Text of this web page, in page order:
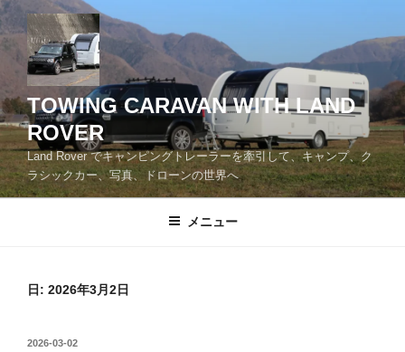
コ
ン
テ
ツ
へ
ス
キ
ッ
TOWING CARAVAN WITH LAND
ROVER
Land Rover でキャンピングトレーラーを牽引して、キャンプ、ク
ラシックカー、写真、ドローンの世界へ
メニュー
日: 2026年3月2日
投
2026-03-02